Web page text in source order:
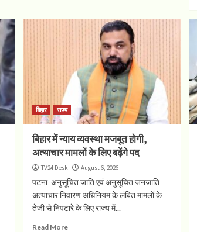
बिहार राज्य
बिहार में न्याय व्यवस्था मजबूत होगी,
अत्याचार मामलों के लिए बढ़ेंगे पद
TV24 Desk August 6, 2026
पटना अनुसूचित जाति एवं अनुसूचित जनजाति
अत्याचार निवारण अधिनियम के लंबित मामलों के
तेजी से निपटारे के लिए राज्य में...
Read More